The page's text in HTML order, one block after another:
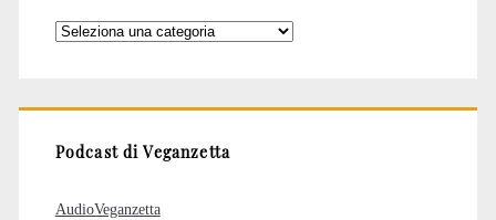
Categorie
Podcast di Veganzetta
AudioVeganzetta